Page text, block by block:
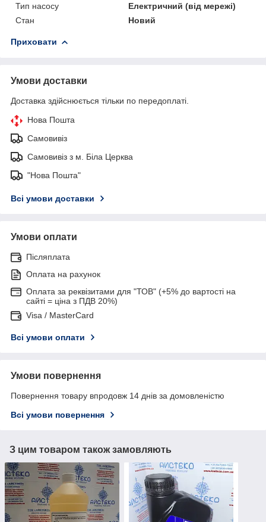
Тип насосу
Електричний (від мережі)
Стан
Новий
Приховати
Умови доставки
Доставка здійснюється тільки по передоплаті.
Нова Пошта
Самовивіз
Самовивіз з м. Біла Церква
"Нова Пошта"
Всі умови доставки
Умови оплати
Післяплата
Оплата на рахунок
Оплата за реквізитами для "ТОВ" (+5% до вартості на
сайті = ціна з ПДВ 20%)
Visa / MasterCard
Всі умови оплати
Умови повернення
Повернення товару впродовж 14 днів за домовленістю
Всі умови повернення
З цим товаром також замовляють